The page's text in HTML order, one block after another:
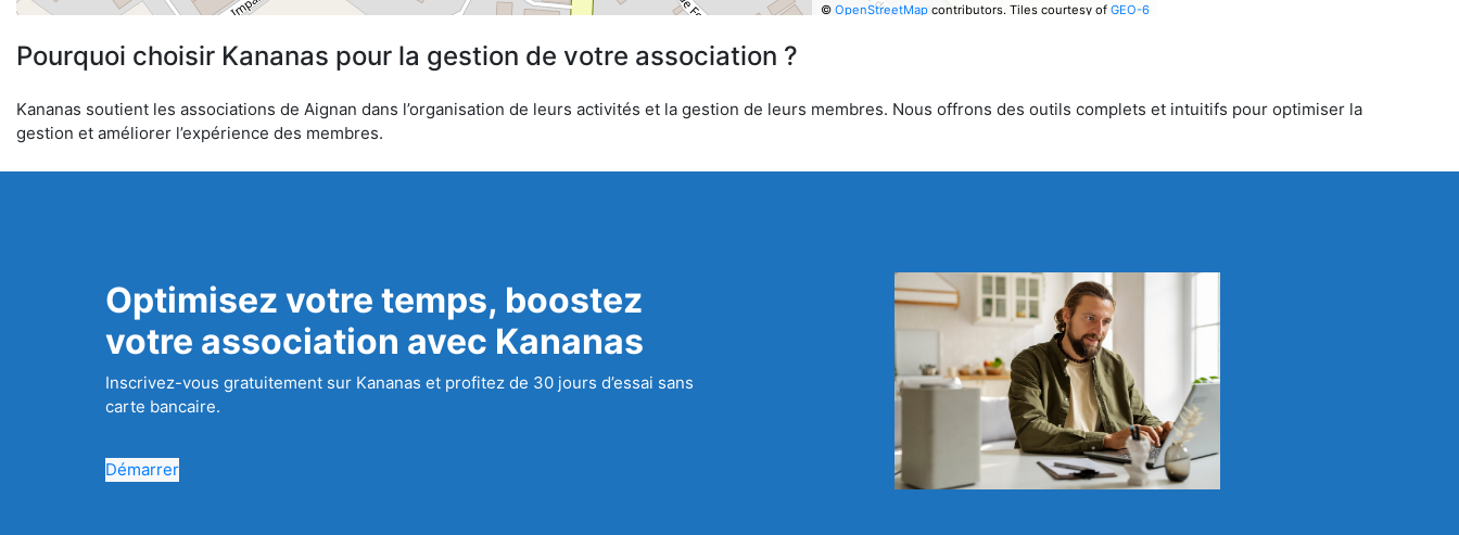
© OpenStreetMapcontributors. Tiles courtesy of GEO-6
Pourquoi choisir Kananas pour la gestion de votre association ?
Kananas soutient les associations de Aignan dans l’organisation de leurs activités et la gestion de leurs membres. Nous offrons des outils complets et intuitifs pour optimiser la
gestion et améliorer l’expérience des membres.
Optimisez votre temps, boostez
votre association avec Kananas
Inscrivez-vous gratuitement sur Kananas et profitez de 30 jours d’essai sans
carte bancaire.
Démarrer